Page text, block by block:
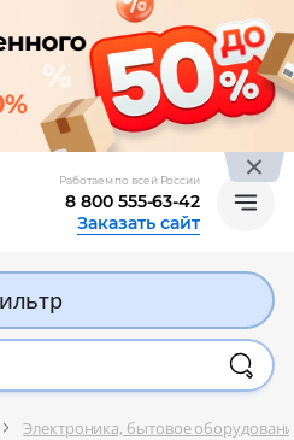
Работаем по всей России
8 800 555-63-42
Заказать сайт
Электроника, бытовое